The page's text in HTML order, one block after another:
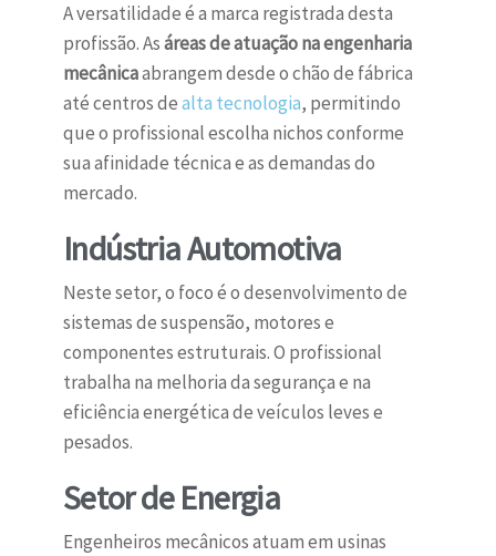
A versatilidade é a marca registrada desta
profissão. Asáreas de atuação na engenharia
mecânicaabrangem desde o chão de fábrica
até centros dealta tecnologia, permitindo
que o profissional escolha nichos conforme
sua afinidade técnica e as demandas do
mercado.
Indústria Automotiva
Neste setor, o foco é o desenvolvimento de
sistemas de suspensão, motores e
componentes estruturais. O profissional
trabalha na melhoria da segurança e na
eficiência energética de veículos leves e
pesados.
Setor de Energia
Engenheiros mecânicos atuam em usinas